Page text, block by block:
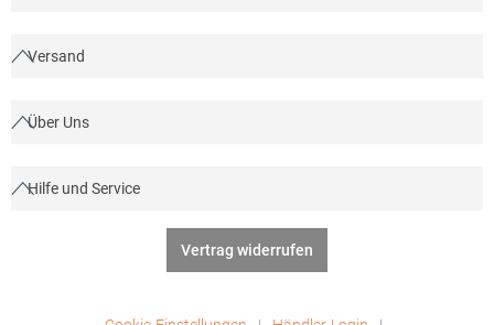
Versand
Über Uns
Hilfe und Service
Vertrag widerrufen